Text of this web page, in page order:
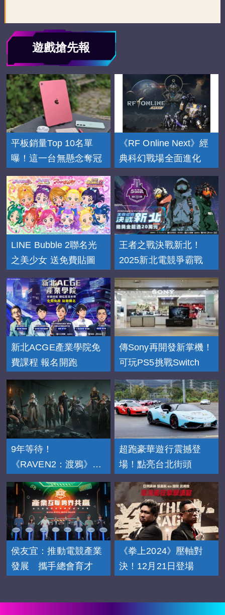
遊戲搶先報
平板銷量Top 10名單
曝！這一台無懸念奪冠
《RF Online Next》經
典科幻戰場全面進化
LINE Bubble 2聯名光
之美少女 送免費貼圖
王者之戰決戰新北！
2025新北電競爭霸戰
新北ACGE產業學院免
費課程 報名開跑
傳Sony再開發新掌機！
可玩PS5挑戰Switch
9年等待！
《RAVEN2：渡鴉》
超跑豪華遊行震撼登
場！點亮台北街頭
侯友宜：推動電競產業
發展 攜手總會育才
《拳上2024》壓軸對
決！12月21日登場